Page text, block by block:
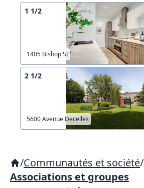
1 1/2
1405 Bishop St
2 1/2
5600 Avenue Decelles
/Communautés et société/
Associations et groupes